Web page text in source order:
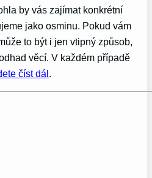
by vás zajímat konkrétní
jako osminu. Pokud vám
to být i jen vtipný způsob,
věcí. V každém případě
číst dál.